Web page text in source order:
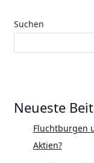
Suchen
Neueste
Fluchtburgen
Aktien?